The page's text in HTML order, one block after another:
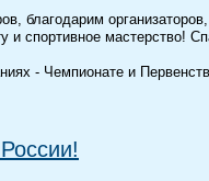
благодарим
спортивное мастерство!
- Чемпионате и